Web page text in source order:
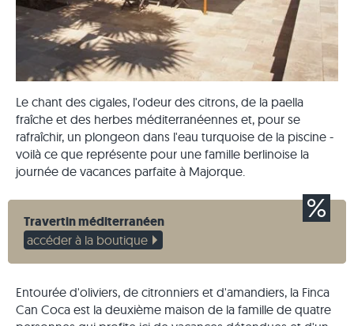
Le chant des cigales, l'odeur des citrons, de la paella
fraîche et des herbes méditerranéennes et, pour se
rafraîchir, un plongeon dans l'eau turquoise de la piscine -
voilà ce que représente pour une famille berlinoise la
journée de vacances parfaite à Majorque.
Travertin méditerranéen
accéder à la boutique
Entourée d'oliviers, de citronniers et d'amandiers, la Finca
Can Coca est la deuxième maison de la famille de quatre